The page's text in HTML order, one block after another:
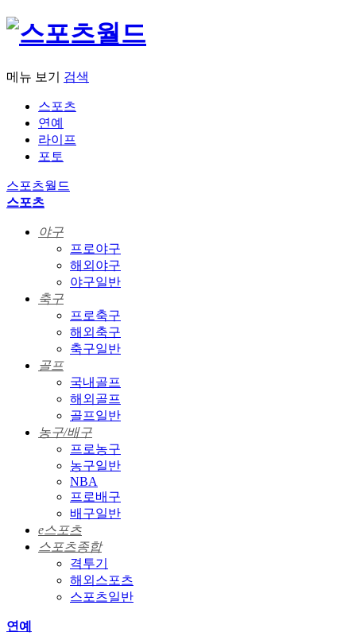
메뉴 보기 검색
스포츠
연예
라이프
포토
스포츠월드
스포츠
야구
프로야구
해외야구
야구일반
축구
프로축구
해외축구
축구일반
골프
국내골프
해외골프
골프일반
농구/배구
프로농구
농구일반
NBA
프로배구
배구일반
e스포츠
스포츠종합
격투기
해외스포츠
스포츠일반
연예